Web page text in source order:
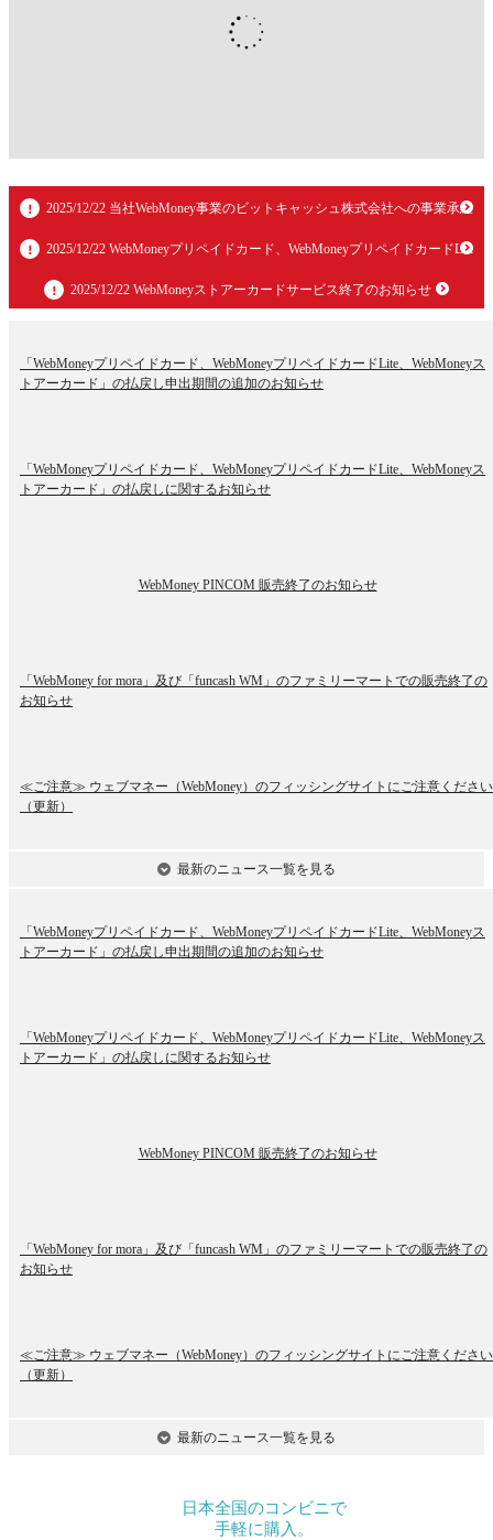
2025/12/22 当社WebMoney事業のビットキャッシュ株式会社への事業承継に
2025/12/22 WebMoneyプリペイドカード、WebMoneyプリペイドカードLite
2025/12/22 WebMoneyストアーカードサービス終了のお知らせ
「WebMoneyプリペイドカード、WebMoneyプリペイドカードLite、WebMoneyス
トアーカード」の払戻し申出期間の追加のお知らせ
「WebMoneyプリペイドカード、WebMoneyプリペイドカードLite、WebMoneyス
トアーカード」の払戻しに関するお知らせ
WebMoney PINCOM 販売終了のお知らせ
「WebMoney for mora」及び「funcash WM」のファミリーマートでの販売終了の
お知らせ
≪ご注意≫ ウェブマネー（WebMoney）のフィッシングサイトにご注意ください
（更新）
最新のニュース一覧を見る
「WebMoneyプリペイドカード、WebMoneyプリペイドカードLite、WebMoneyス
トアーカード」の払戻し申出期間の追加のお知らせ
「WebMoneyプリペイドカード、WebMoneyプリペイドカードLite、WebMoneyス
トアーカード」の払戻しに関するお知らせ
WebMoney PINCOM 販売終了のお知らせ
「WebMoney for mora」及び「funcash WM」のファミリーマートでの販売終了の
お知らせ
≪ご注意≫ ウェブマネー（WebMoney）のフィッシングサイトにご注意ください
（更新）
最新のニュース一覧を見る
日本全国のコンビニで
手軽に購入。